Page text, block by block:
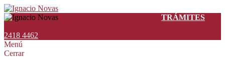
TRÁMITES
2418 4462
Menú
Cerrar